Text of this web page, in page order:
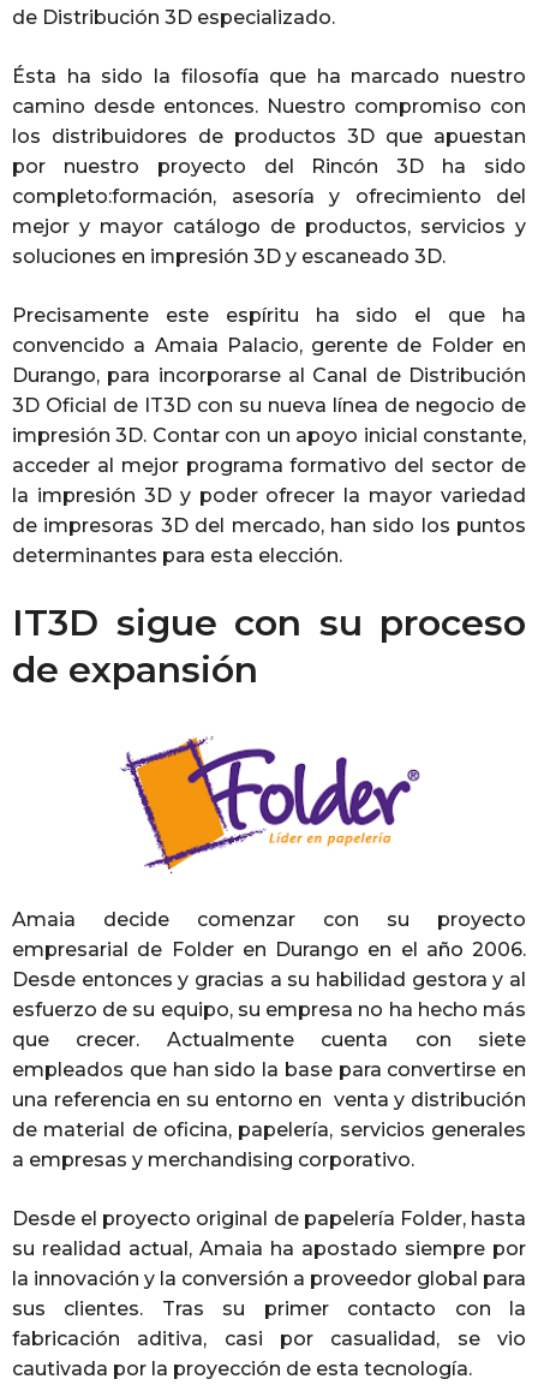
de Distribución 3D especializado.
Ésta ha sido la filosofía que ha marcado nuestro
camino desde entonces. Nuestro compromiso con
los distribuidores de productos 3D que apuestan
por nuestro proyecto del Rincón 3D ha sido
completo:formación, asesoría y ofrecimiento del
mejor y mayor catálogo de productos, servicios y
soluciones en impresión 3D y escaneado 3D.
Precisamente este espíritu ha sido el que ha
convencido a Amaia Palacio, gerente de Folder en
Durango, para incorporarse al Canal de Distribución
3D Oficial de IT3D con su nueva línea de negocio de
impresión 3D. Contar con un apoyo inicial constante,
acceder al mejor programa formativo del sector de
la impresión 3D y poder ofrecer la mayor variedad
de impresoras 3D del mercado, han sido los puntos
determinantes para esta elección.
IT3D sigue con su proceso
de expansión
Amaia decide comenzar con su proyecto
empresarial de Folder en Durango en el año 2006.
Desde entonces y gracias a su habilidad gestora y al
esfuerzo de su equipo, su empresa no ha hecho más
que crecer. Actualmente cuenta con siete
empleados que han sido la base para convertirse en
una referencia en su entorno en venta y distribución
de material de oficina, papelería, servicios generales
a empresas y merchandising corporativo.
Desde el proyecto original de papelería Folder, hasta
su realidad actual, Amaia ha apostado siempre por
la innovación y la conversión a proveedor global para
sus clientes. Tras su primer contacto con la
fabricación aditiva, casi por casualidad, se vio
cautivada por la proyección de esta tecnología.